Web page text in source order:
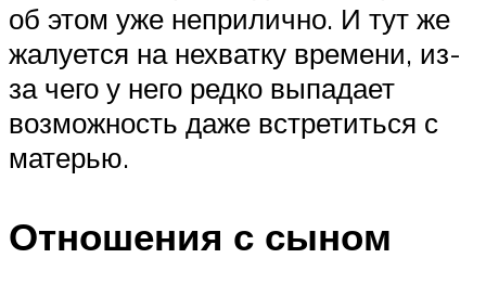
об этом уже неприлично. И тут же
жалуется на нехватку времени, из-
за чего у него редко выпадает
возможность даже встретиться с
матерью.
Отношения с сыном